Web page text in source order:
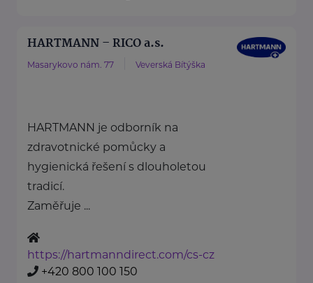
HARTMANN – RICO a.s.
Masarykovo nám. 77 Veverská Bítýška
HARTMANN je odborník na
zdravotnické pomůcky a
hygienická řešení s dlouholetou
tradicí.
Zaměřuje ...
https://hartmanndirect.com/cs-cz
+420 800 100 150